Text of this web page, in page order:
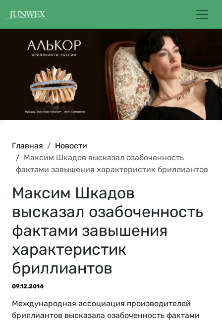
Главная
Новости
Максим Шкадов высказал озабоченность
фактами завышения характеристик бриллиантов
Максим Шкадов
высказал озабоченность
фактами завышения
характеристик
бриллиантов
09.12.2014
Международная ассоциация производителей
бриллиантов высказала озабоченность фактами